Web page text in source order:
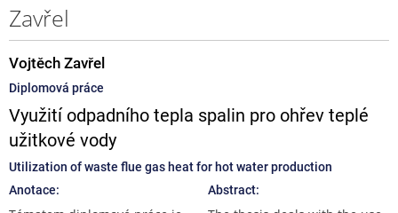
Zavřel
Vojtěch Zavřel
Diplomová práce
Využití odpadního tepla spalin pro ohřev teplé
užitkové vody
Utilization of waste flue gas heat for hot water production
Anotace:
Abstract: